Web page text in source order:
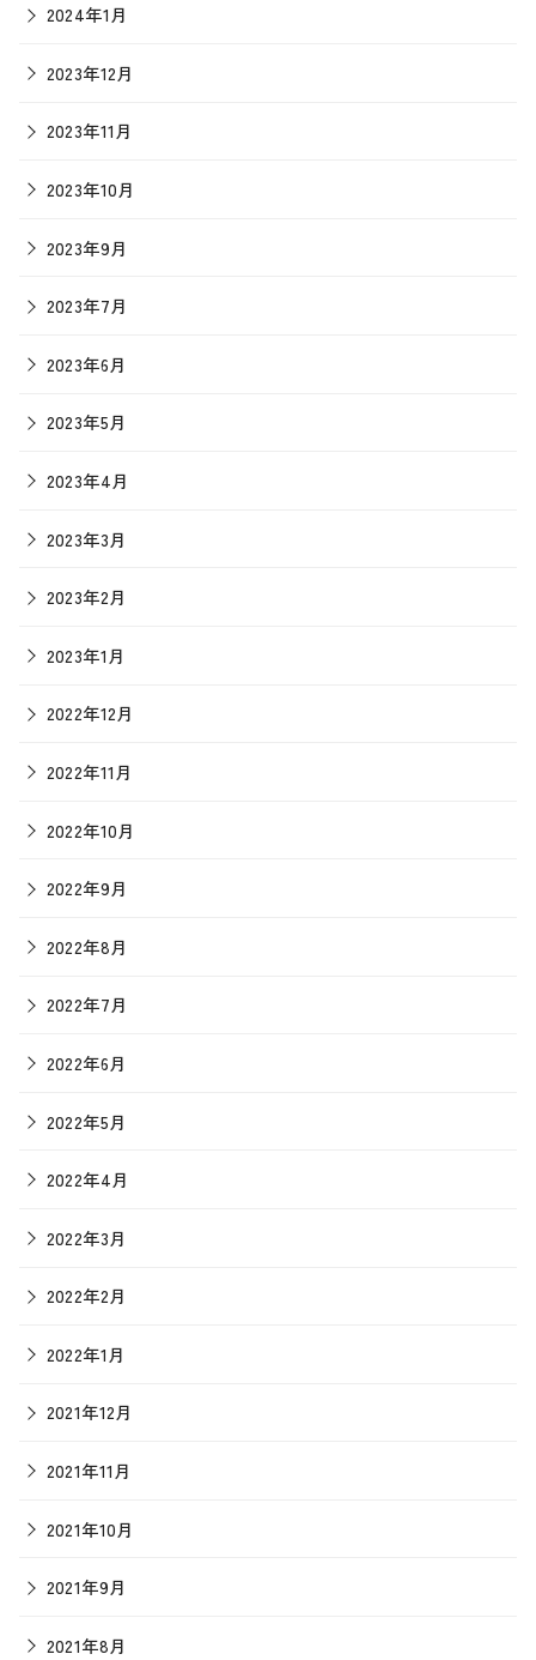
2024年1月
2023年12月
2023年11月
2023年10月
2023年9月
2023年7月
2023年6月
2023年5月
2023年4月
2023年3月
2023年2月
2023年1月
2022年12月
2022年11月
2022年10月
2022年9月
2022年8月
2022年7月
2022年6月
2022年5月
2022年4月
2022年3月
2022年2月
2022年1月
2021年12月
2021年11月
2021年10月
2021年9月
2021年8月